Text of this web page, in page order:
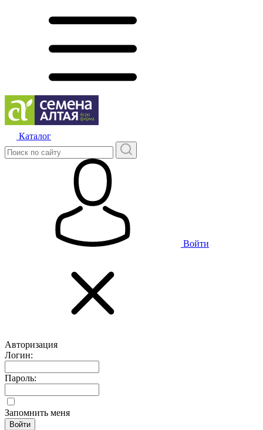
Каталог
Войти
Авторизация
Логин:
Пароль:
Запомнить меня